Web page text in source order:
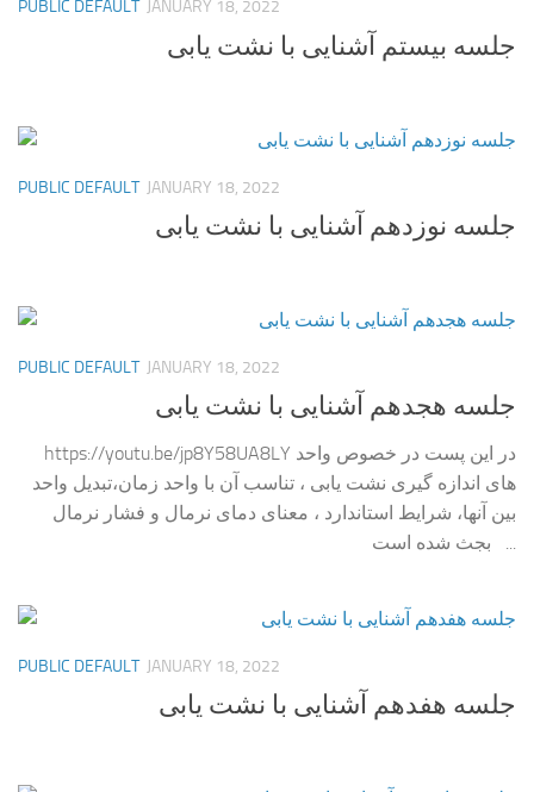
PUBLIC DEFAULT JANUARY 18, 2022
جلسه بیستم آشنایی با نشت یابی
PUBLIC DEFAULT JANUARY 18, 2022
جلسه نوزدهم آشنایی با نشت یابی
PUBLIC DEFAULT JANUARY 18, 2022
جلسه هجدهم آشنایی با نشت یابی
https://youtu.be/jp8Y58UA8LY در این پست در خصوص واحد
های اندازه گیری نشت یابی ، تناسب آن با واحد زمان،تبدیل واحد
بین آنها، شرایط استاندارد ، معنای دمای نرمال و فشار نرمال
بجث شده است ...
PUBLIC DEFAULT JANUARY 18, 2022
جلسه هفدهم آشنایی با نشت یابی